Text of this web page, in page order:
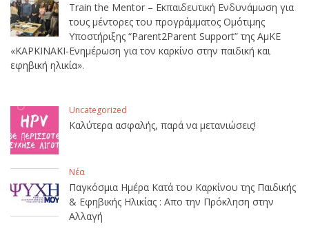
Train the Mentor – Εκπαιδευτική Ενδυνάμωση για
τους μέντορες του προγράμματος Ομότιμης
Υποστήριξης “Parent2Parent Support” της ΑμΚΕ
«ΚΑΡΚΙΝΑΚΙ-Ενημέρωση για τον καρκίνο στην παιδική και
εφηβική ηλικία».
Uncategorized
Καλύτερα ασφαλής, παρά να μετανιώσεις!
Νέα
Παγκόσμια Ημέρα Κατά του Καρκίνου της Παιδικής
& Εφηβικής Ηλικίας : Απο την Πρόκληση στην
Αλλαγή